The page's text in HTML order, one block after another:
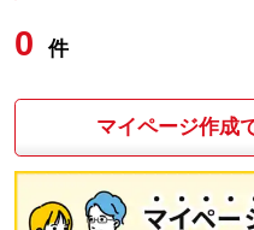
0 件
マイページ作成